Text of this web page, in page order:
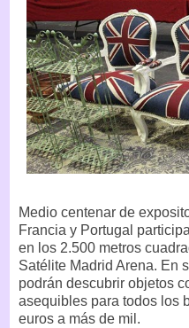
Medio centenar de
Francia y Portugal
en los 2.500 metros
Satélite Madrid Arena. En
podrán descubrir objetos
asequibles para todos los
euros a más de mil.